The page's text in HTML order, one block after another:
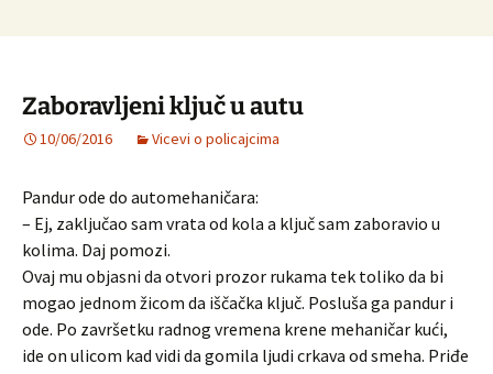
Zaboravljeni ključ u autu
10/06/2016 Vicevi o policajcima
Pandur ode do automehaničara:
– Ej, zaključao sam vrata od kola a ključ sam zaboravio u
kolima. Daj pomozi.
Ovaj mu objasni da otvori prozor rukama tek toliko da bi
mogao jednom žicom da iščačka ključ. Posluša ga pandur i
ode. Po završetku radnog vremena krene mehaničar kući,
ide on ulicom kad vidi da gomila ljudi crkava od smeha. Priđe